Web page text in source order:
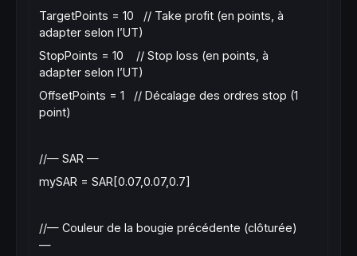
TargetPoints = 10 // Take profit (en points, à
adapter selon l’UT)
StopPoints = 10 // Stop loss (en points, à
adapter selon l’UT)
OffsetPoints = 1 // Décalage des ordres stop (1
point)
//— SAR —
mySAR = SAR[0.07,0.07,0.7]
//— Couleur de la bougie précédente (clôturée)
—